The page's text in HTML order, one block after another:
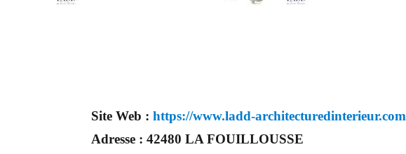
Site Web :https://www.ladd-architecturedinterieur.com
Adresse :42480 LA FOUILLOUSSE